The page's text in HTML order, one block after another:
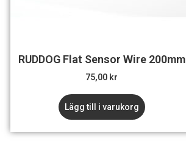
RUDDOG Flat Sensor Wire 200mm
75,00 kr
Lägg till i varukorg